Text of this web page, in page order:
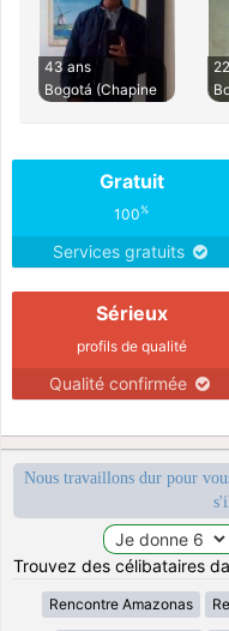
43 ans
Bogotá (Chapine
Gratuit
100%
Services gratuits
Sérieux
profils de qualité
Qualité confirmée
Nous travaillons dur pour
Trouvez des célibataires
Rencontre Amazonas